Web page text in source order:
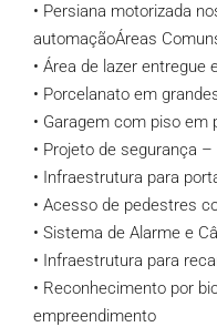
• Persiana motorizada
automaçãoÁreas
• Área de lazer entregue
• Porcelanato em
• Garagem com piso em
• Projeto de segurança
• Infraestrutura para
• Acesso de pedestres
• Sistema de Alarme e
• Infraestrutura para
• Reconhecimento por
empreendimento